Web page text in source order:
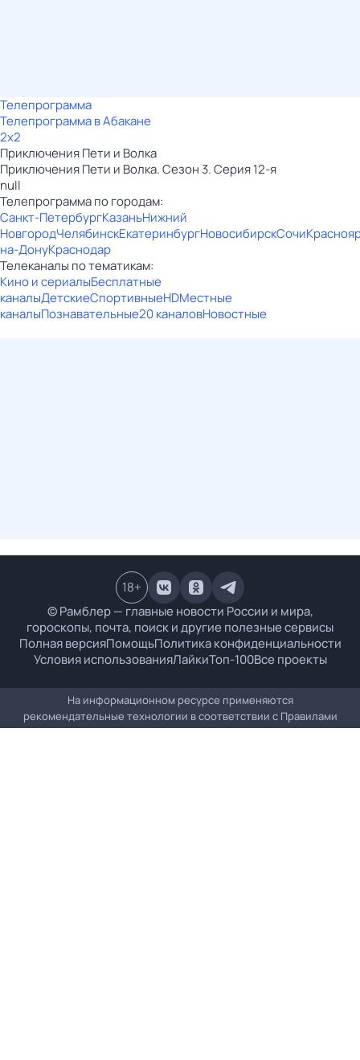
Телепрограмма
Телепрограмма в Абакане
2x2
Приключения Пети и Волка
Приключения Пети и Волка. Сезон 3. Серия 12-я
null
Телепрограмма по городам:
Санкт-ПетербургКазаньНижний
НовгородЧелябинскЕкатеринбургНовосибирскСочи
на-ДонуКраснодар
Телеканалы по тематикам:
Кино и сериалыБесплатные
каналыДетскиеСпортивныеHDМестные
каналыПознавательные20 каналовНовостные
© Рамблер — главные новости России и мира,
гороскопы, почта, поиск и другие полезные сервисы
Полная версияПомощьПолитика конфиденциальности
Условия использованияЛайкиТоп-100Все проекты
18+
На информационном ресурсе применяются
рекомендательные технологии в соответствии с Правилами